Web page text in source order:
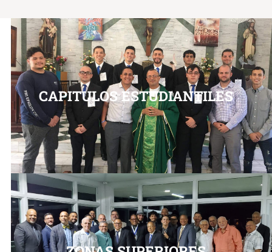
CAPITULOS ESTUDIANTILES